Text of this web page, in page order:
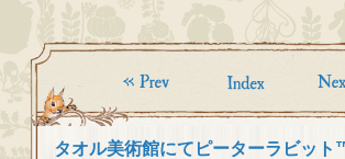
タオル美術館にてピーターラビッ